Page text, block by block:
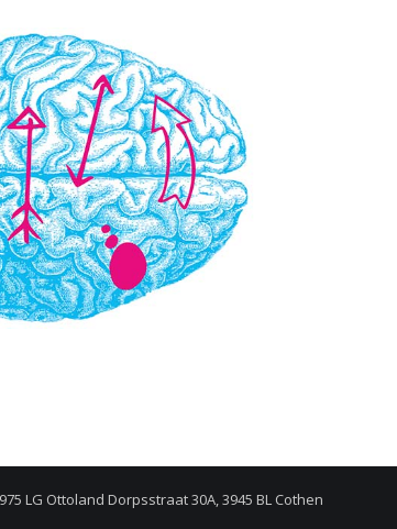
LG Ottoland Dorpsstraat 30A, 3945 BL Cothen